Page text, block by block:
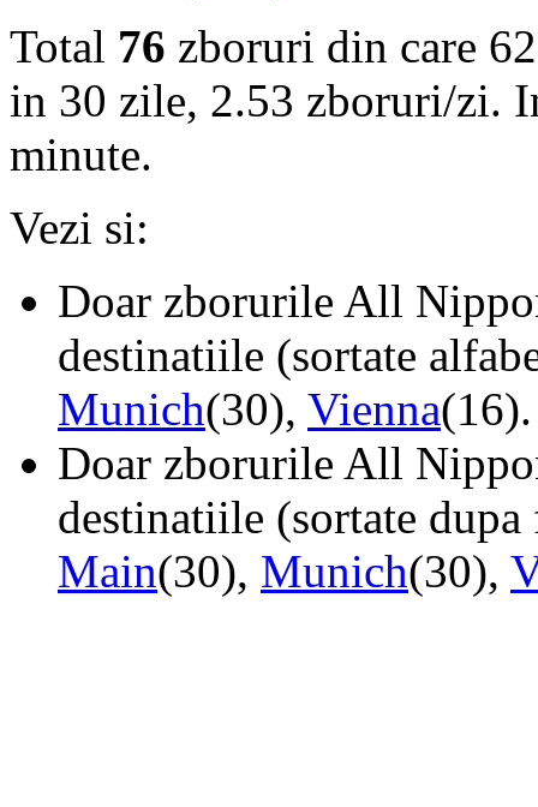
Total 76 zboruri din care
in 30 zile, 2.53 zboruri/zi.
minute.
Vezi si:
Doar zborurile All
destinatiile (sortate
Munich(30), Vienna(16).
Doar zborurile All
destinatiile (sortate
Main(30), Munich(30),